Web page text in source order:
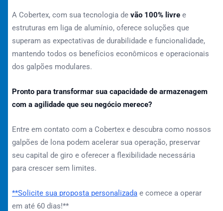
A Cobertex, com sua tecnologia de vão 100% livre e
estruturas em liga de alumínio, oferece soluções que
superam as expectativas de durabilidade e funcionalidade,
mantendo todos os benefícios econômicos e operacionais
dos galpões modulares.
Pronto para transformar sua capacidade de armazenagem
com a agilidade que seu negócio merece?
Entre em contato com a Cobertex e descubra como nossos
galpões de lona podem acelerar sua operação, preservar
seu capital de giro e oferecer a flexibilidade necessária
para crescer sem limites.
**Solicite sua proposta personalizada e comece a operar
em até 60 dias!**